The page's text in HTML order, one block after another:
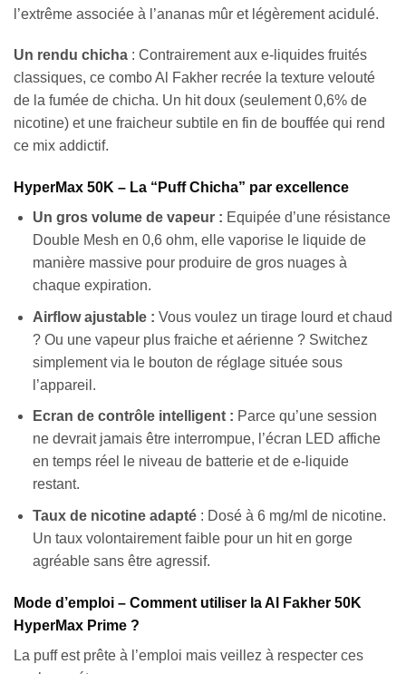
l’extrême associée à l’ananas mûr et légèrement acidulé.
Un rendu chicha : Contrairement aux e-liquides fruités
classiques, ce combo Al Fakher recrée la texture velouté
de la fumée de chicha. Un hit doux (seulement 0,6% de
nicotine) et une fraicheur subtile en fin de bouffée qui rend
ce mix addictif.
HyperMax 50K – La “Puff Chicha” par excellence
Un gros volume de vapeur : Equipée d’une résistance
Double Mesh en 0,6 ohm, elle vaporise le liquide de
manière massive pour produire de gros nuages à
chaque expiration.
Airflow ajustable : Vous voulez un tirage lourd et chaud
? Ou une vapeur plus fraiche et aérienne ? Switchez
simplement via le bouton de réglage située sous
l’appareil.
Ecran de contrôle intelligent : Parce qu’une session
ne devrait jamais être interrompue, l’écran LED affiche
en temps réel le niveau de batterie et de e-liquide
restant.
Taux de nicotine adapté: Dosé à 6 mg/ml de nicotine.
Un taux volontairement faible pour un hit en gorge
agréable sans être agressif.
Mode d’emploi – Comment utiliser la Al Fakher 50K
HyperMax Prime ?
La puff est prête à l’emploi mais veillez à respecter ces